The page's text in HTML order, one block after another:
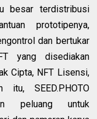
besar terdistribusi
prototipenya,
dan bertukar
yang disediakan
Cipta, NFT Lisensi,
SEED.PHOTO
peluang untuk